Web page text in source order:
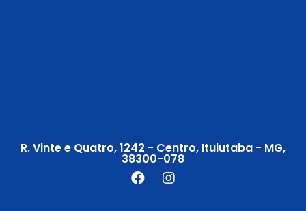
R. Vinte e Quatro, 1242 - Centro, Ituiutaba - MG,
38300-078